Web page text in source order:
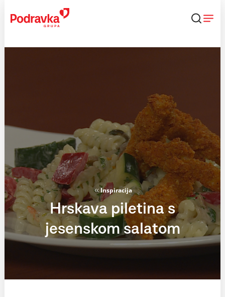
content
Inspiracija
Hrskava piletina s
jesenskom salatom